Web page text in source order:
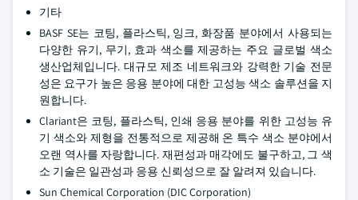
기타
BASF SE는 코팅, 플라스틱, 잉크, 화장품 분야에서 사용되는
다양한 유기, 무기, 효과 색소를 제공하는 주요 글로벌 색소
생산업체입니다. 대규모 제조 네트워크와 강력한 기술 전문
성은 요구가 높은 응용 분야에 대한 고성능 색소 솔루션을 지
원합니다.
Clariant은 코팅, 플라스틱, 인쇄 응용 분야를 위한 고성능 유
기 색소와 제형을 전통적으로 제공해 온 특수 색소 분야에서
오랜 역사를 자랑합니다. 재편성과 매각에도 불구하고, 그 색
소 기술은 일관성과 응용 신뢰성으로 잘 알려져 있습니다.
Sun Chemical Corporation (DIC Corporation)